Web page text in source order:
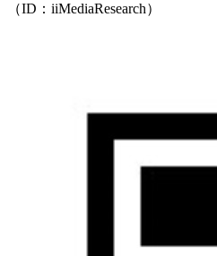
（ID：iiMediaResearch）